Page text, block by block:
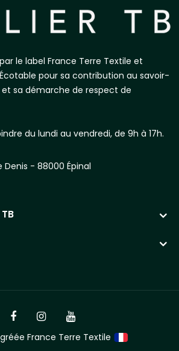
le label France Terre Textile et
pour sa contribution au savoir-
sa démarche de respect de
du lundi au vendredi, de 9h à 17h.
Denis - 88000 Épinal
TB
France Terre Textile